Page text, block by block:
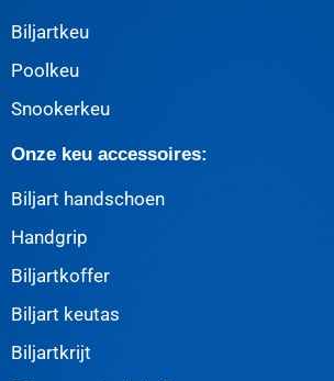
Biljartkeu
Poolkeu
Snookerkeu
Onze keu accessoires:
Biljart handschoen
Handgrip
Biljartkoffer
Biljart keutas
Biljartkrijt